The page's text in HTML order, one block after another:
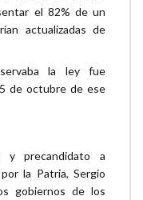
el 82% de un
actualizadas de
la ley fue
de octubre de ese
y precandidato a
la Patria, Sergio
gobiernos de los